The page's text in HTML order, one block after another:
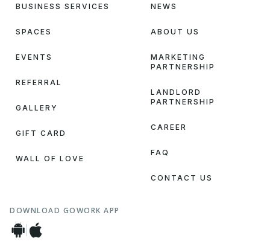
BUSINESS SERVICES
SPACES
EVENTS
REFERRAL
GALLERY
GIFT CARD
WALL OF LOVE
NEWS
ABOUT US
MARKETING
PARTNERSHIP
LANDLORD
PARTNERSHIP
CAREER
FAQ
CONTACT US
DOWNLOAD GOWORK APP